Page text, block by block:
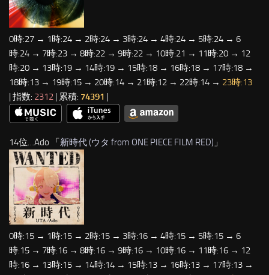
0時:27 → 1時:24 → 2時:24 → 3時:24 → 4時:24 → 5時:24 → 6
時:24 → 7時:23 → 8時:22 → 9時:22 → 10時:21 → 11時:20 → 12
時:20 → 13時:19 → 14時:19 → 15時:18 → 16時:18 → 17時:18 →
18時:13 → 19時:15 → 20時:14 → 21時:12 → 22時:14 → 23時:13
| 指数: 2312 | 累積: 74391 |
14位…Ado 「新時代 (ウタ from ONE PIECE FILM RED) 」
0時:15 → 1時:15 → 2時:15 → 3時:16 → 4時:15 → 5時:15 → 6
時:15 → 7時:16 → 8時:16 → 9時:16 → 10時:16 → 11時:16 → 12
時:16 → 13時:15 → 14時:14 → 15時:13 → 16時:13 → 17時:13 →